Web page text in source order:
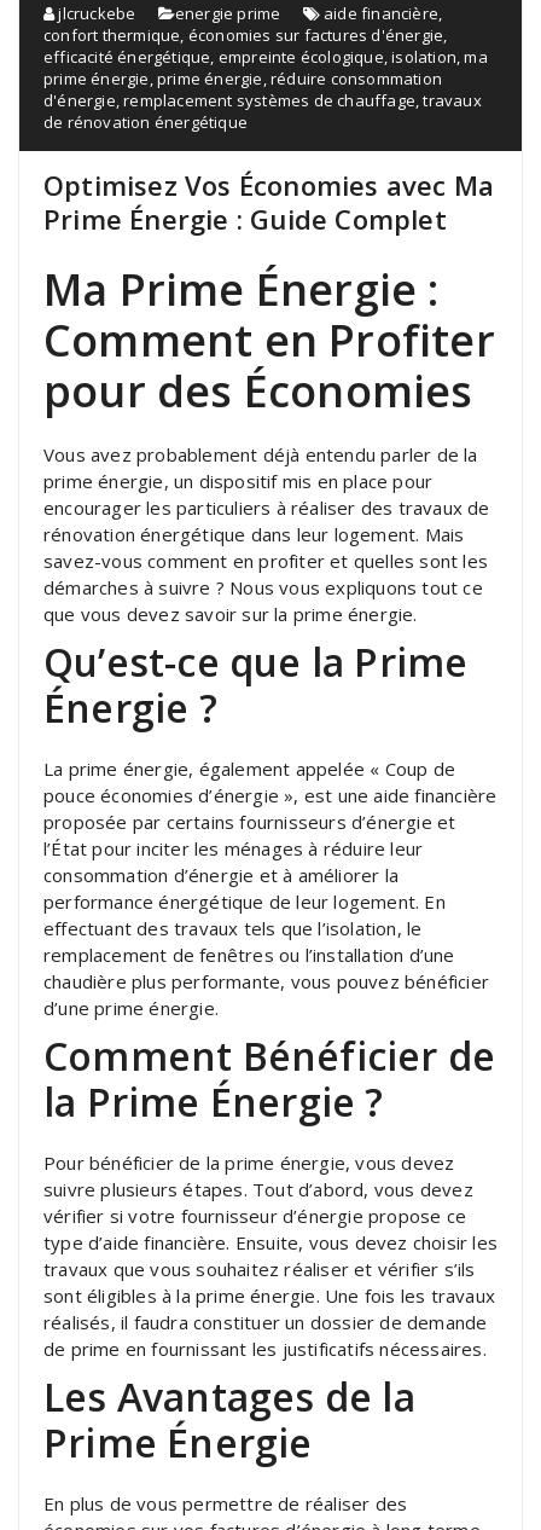
jlcruckebe energie prime aide financière
confort thermique économies sur factures d'énergie
efficacité énergétique empreinte écologique ,isolation ,ma
prime énergie ,prime énergie ,réduire consommation
d'énergie ,remplacement systèmes de chauffage ,travaux
de rénovation énergétique
Optimisez Vos Économies avec Ma
Prime Énergie : Guide Complet
Ma Prime Énergie :
Comment en Profiter
pour des Économies
Vous avez probablement déjà entendu parler de la
prime énergie, un dispositif mis en place pour
encourager les particuliers à réaliser des travaux de
rénovation énergétique dans leur logement. Mais
savez-vous comment en profiter et quelles sont les
démarches à suivre ? Nous vous expliquons tout ce
que vous devez savoir sur la prime énergie.
Qu’est-ce que la Prime
Énergie ?
La prime énergie, également appelée « Coup de
pouce économies d’énergie », est une aide financière
proposée par certains fournisseurs d’énergie et
l’État pour inciter les ménages à réduire leur
consommation d’énergie et à améliorer la
performance énergétique de leur logement. En
effectuant des travaux tels que l’isolation, le
remplacement de fenêtres ou l’installation d’une
chaudière plus performante, vous pouvez bénéficier
d’une prime énergie.
Comment Bénéficier de
la Prime Énergie ?
Pour bénéficier de la prime énergie, vous devez
suivre plusieurs étapes. Tout d’abord, vous devez
vérifier si votre fournisseur d’énergie propose ce
type d’aide financière. Ensuite, vous devez choisir les
travaux que vous souhaitez réaliser et vérifier s’ils
sont éligibles à la prime énergie. Une fois les travaux
réalisés, il faudra constituer un dossier de demande
de prime en fournissant les justificatifs nécessaires.
Les Avantages de la
Prime Énergie
En plus de vous permettre de réaliser des